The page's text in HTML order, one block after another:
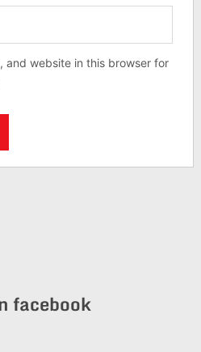
and website in this browser for
facebook